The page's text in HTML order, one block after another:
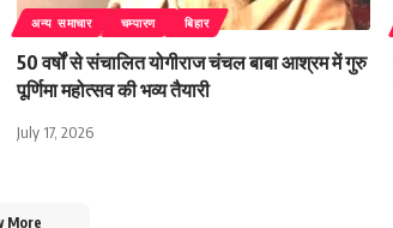
अन्य समाचार चम्पारण बिहार
50 वर्षों से संचालित योगीराज चंचल बाबा आश्रम में गुरु
पूर्णिमा महोत्सव की भव्य तैयारी
July 17, 2026
More